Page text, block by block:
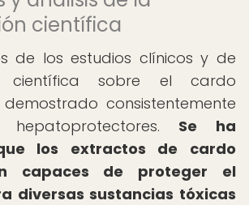
científica
de los estudios clínicos y de
científica sobre el cardo
consistentemente
Se ha
los extractos de cardo
capaces de proteger el
diversas sustancias tóxicas